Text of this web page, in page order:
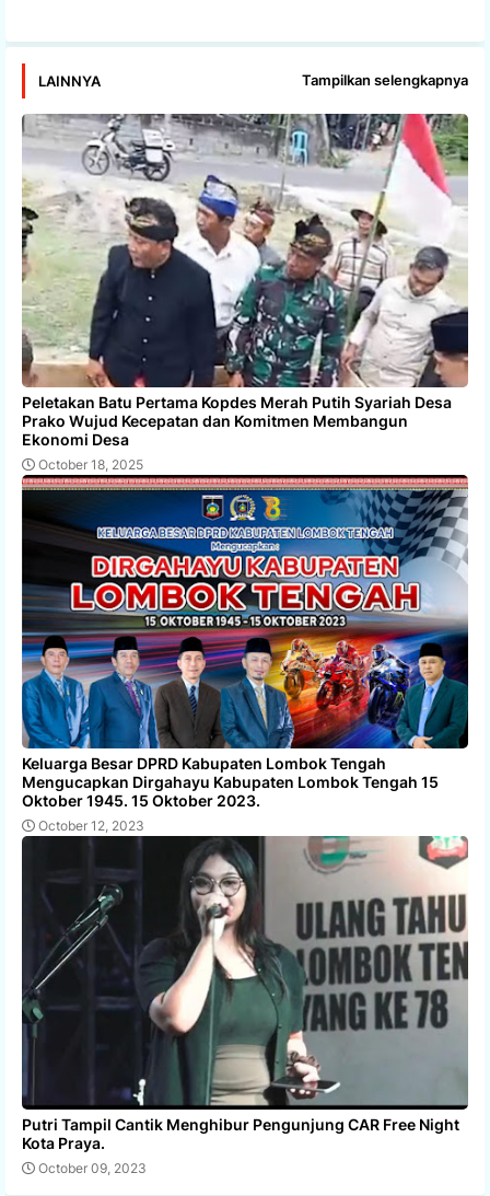
LAINNYA Tampilkan selengkapnya
Peletakan Batu Pertama Kopdes Merah Putih Syariah Desa
Prako Wujud Kecepatan dan Komitmen Membangun
Ekonomi Desa
October 18, 2025
Keluarga Besar DPRD Kabupaten Lombok Tengah
Mengucapkan Dirgahayu Kabupaten Lombok Tengah 15
Oktober 1945. 15 Oktober 2023.
October 12, 2023
Putri Tampil Cantik Menghibur Pengunjung CAR Free Night
Kota Praya.
October 09, 2023